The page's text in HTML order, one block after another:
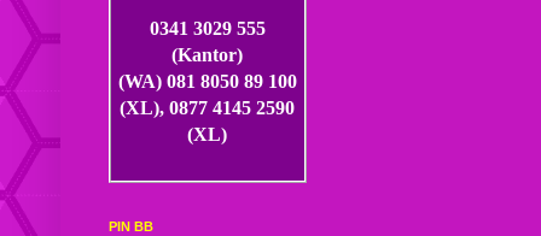
0341 3029 555
(Kantor)
(WA) 081 8050 89 100
(XL), 0877 4145 2590
(XL)
PIN BB